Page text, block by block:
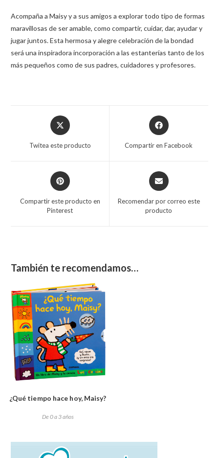
Acompaña a Maisy y a sus amigos a explorar todo tipo de formas
maravillosas de ser amable, como compartir, cuidar, dar, ayudar y
jugar juntos. Esta hermosa y alegre celebración de la bondad
será una inspiradora incorporación a las estanterías tanto de los
más pequeños como de sus padres, cuidadores y profesores.
Twitea este producto Compartir en Facebook
Compartir este producto en
Pinterest
Recomendar por correo este
producto
También te recomendamos…
¿Qué tiempo hace hoy, Maisy?
De 0 a 3 años